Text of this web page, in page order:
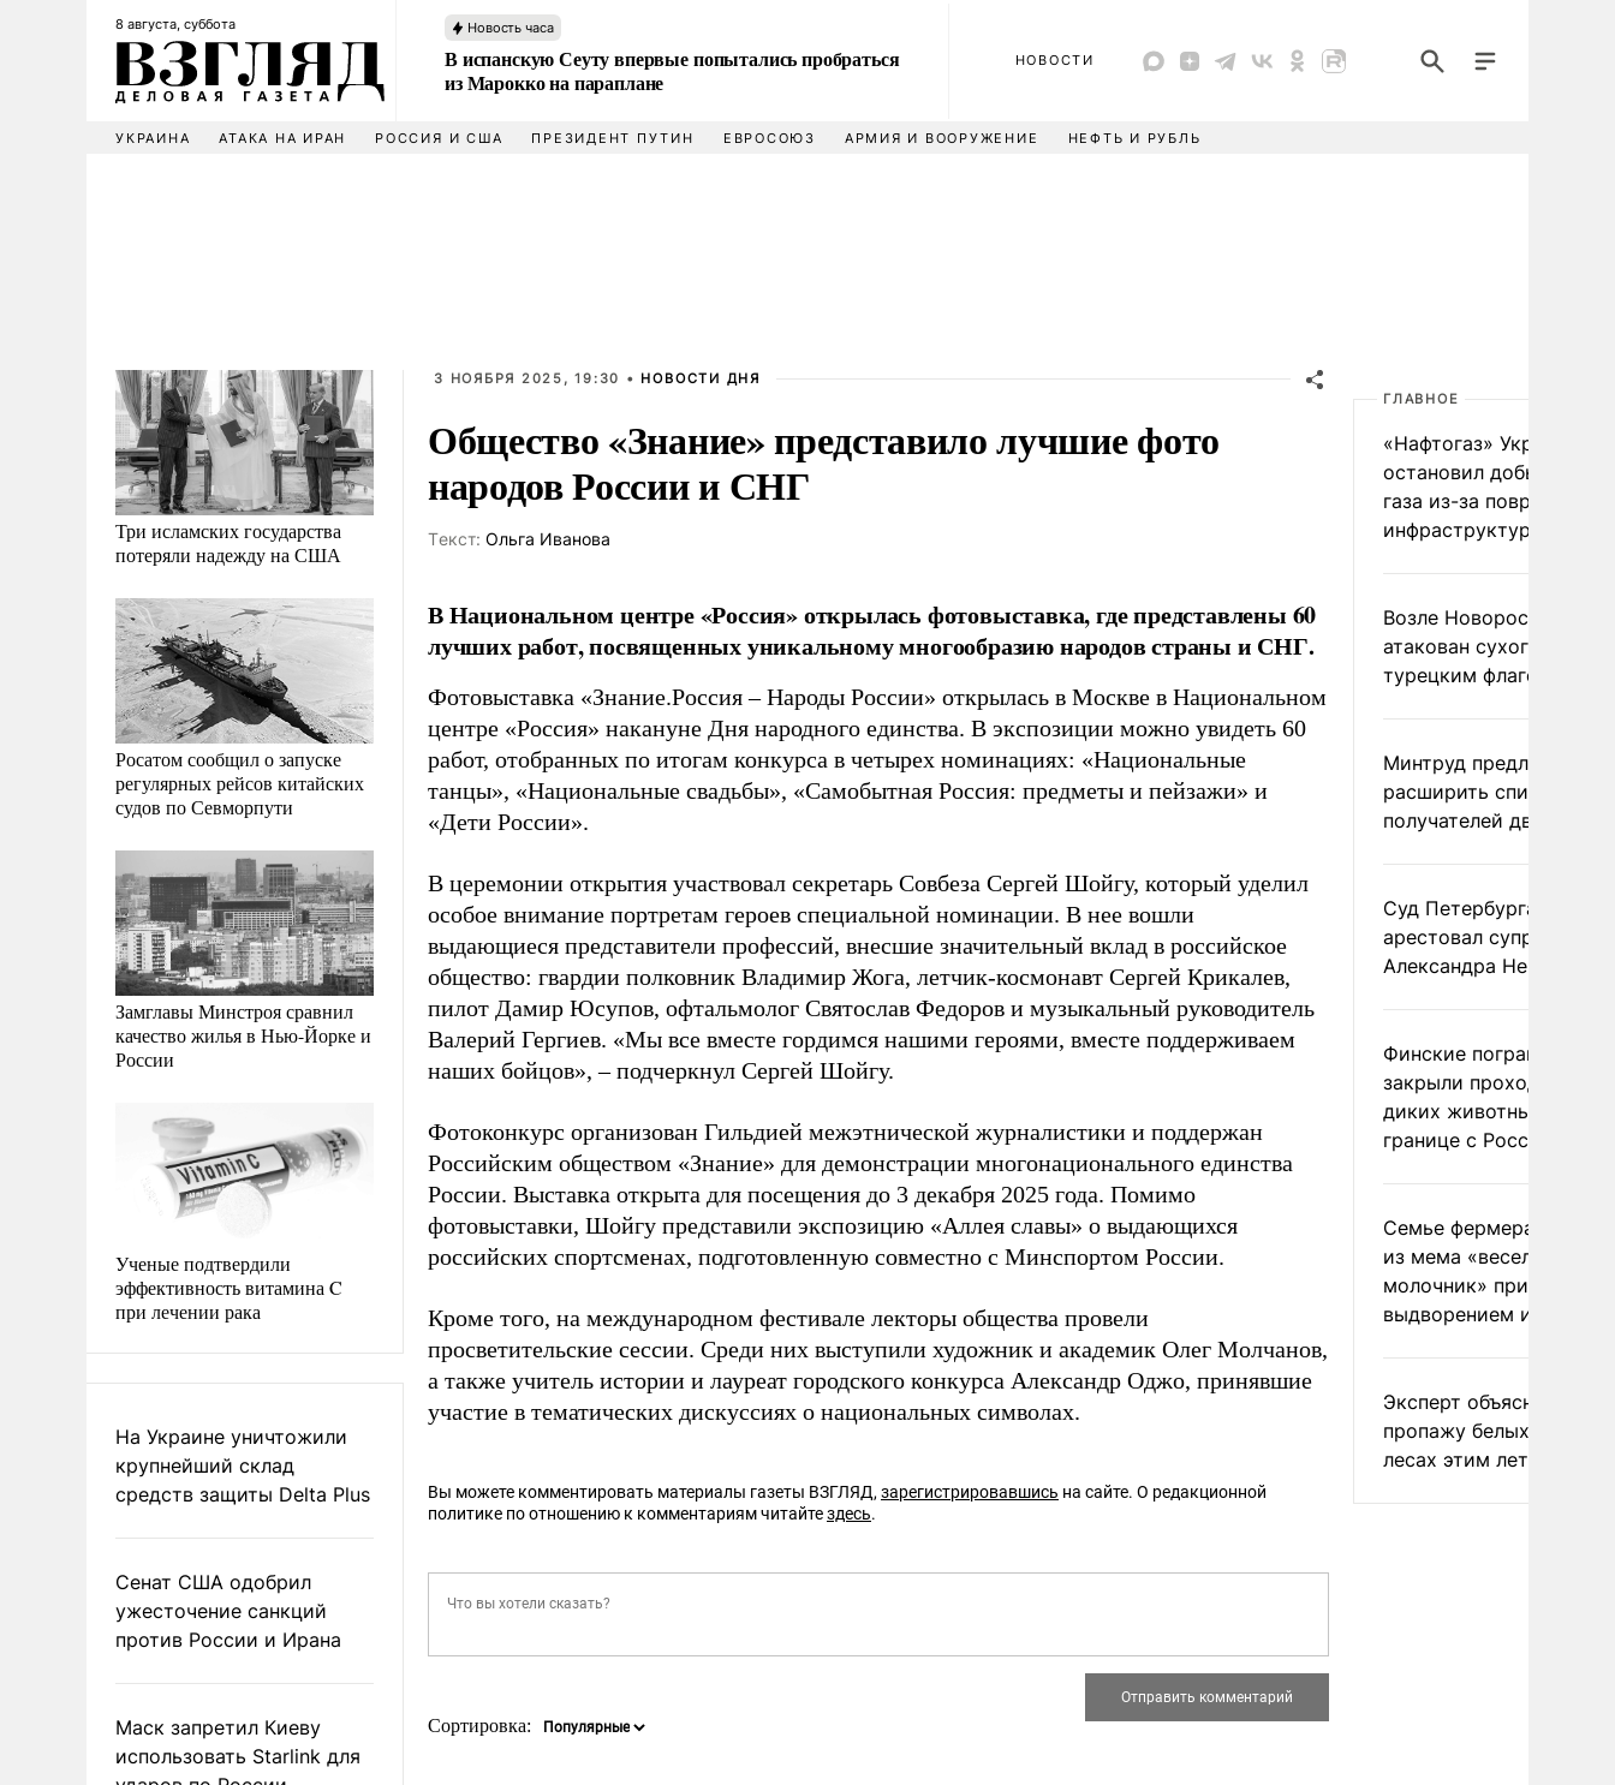
8 августа, суббота Новость часа
В испанскую Сеуту впервые попытались пробраться
из Марокко на параплане
НОВОСТИ
УКРАИНА АТАКА НА ИРАН РОССИЯ И США ПРЕЗИДЕНТ ПУТИН ЕВРОСОЮЗ АРМИЯ И ВООРУЖЕНИЕ НЕФТЬ И РУБЛЬ
Три исламских государства
потеряли надежду на США
Росатом сообщил о запуске
регулярных рейсов китайских
судов по Севморпути
Замглавы Минстроя сравнил
качество жилья в Нью-Йорке и
России
Ученые подтвердили
эффективность витамина C
при лечении рака
На Украине уничтожили
крупнейший склад
средств защиты Delta Plus
Сенат США одобрил
ужесточение санкций
против России и Ирана
Маск запретил Киеву
использовать Starlink для
3 НОЯБРЯ 2025, 19:30 • НОВОСТИ ДНЯ
Общество «Знание» представило лучшие фото
народов России и СНГ
Tекст: Ольга Иванова
В Национальном центре «Россия» открылась фотовыставка, где представлены 60
лучших работ, посвященных уникальному многообразию народов страны и СНГ.
Фотовыставка «Знание.Россия – Народы России» открылась в Москве в Национальном
центре «Россия» накануне Дня народного единства. В экспозиции можно увидеть 60
работ, отобранных по итогам конкурса в четырех номинациях: «Национальные
танцы», «Национальные свадьбы», «Самобытная Россия: предметы и пейзажи» и
«Дети России».
В церемонии открытия участвовал секретарь Совбеза Сергей Шойгу, который уделил
особое внимание портретам героев специальной номинации. В нее вошли
выдающиеся представители профессий, внесшие значительный вклад в российское
общество: гвардии полковник Владимир Жога, летчик-космонавт Сергей Крикалев,
пилот Дамир Юсупов, офтальмолог Святослав Федоров и музыкальный руководитель
Валерий Гергиев. «Мы все вместе гордимся нашими героями, вместе поддерживаем
наших бойцов», – подчеркнул Сергей Шойгу.
Фотоконкурс организован Гильдией межэтнической журналистики и поддержан
Российским обществом «Знание» для демонстрации многонационального единства
России. Выставка открыта для посещения до 3 декабря 2025 года. Помимо
фотовыставки, Шойгу представили экспозицию «Аллея славы» о выдающихся
российских спортсменах, подготовленную совместно с Минспортом России.
Кроме того, на международном фестивале лекторы общества провели
просветительские сессии. Среди них выступили художник и академик Олег Молчанов,
а также учитель истории и лауреат городского конкурса Александр Оджо, принявшие
участие в тематических дискуссиях о национальных символах.
Вы можете комментировать материалы газеты ВЗГЛЯД, зарегистрировавшись на сайте. О редакционной
политике по отношению к комментариям читайтездесь.
Сортировка:
ГЛАВНОЕ
«Нафтогаз» Украины
остановил добычу
газа из-за повреждения
инфраструктуры
Возле Новороссийска
атакован сухогруз под
турецким флагом
Минтруд предложил
расширить список
получателей двух
Суд Петербурга заочно
арестовал супругу
Александра Невзорова
Финские пограничники
закрыли проходы для
диких животных на
границе с Россией
Семье фермера
из мема «веселый
молочник» пригрозили
выдворением из
Эксперт объяснил
пропажу белых грибов
лесах этим летом